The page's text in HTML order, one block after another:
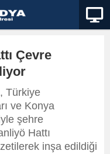
Çevre
Türkiye
ve Konya
şehre
Hattı
inşa edildiği